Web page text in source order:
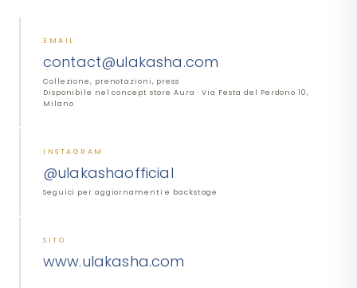
EMAIL
contact@ulakasha.com
Collezione, prenotazioni, press
Disponibile nel concept store Aura · Via Festa del Perdono 10,
Milano
INSTAGRAM
@ulakashaofficial
Seguici per aggiornamenti e backstage
SITO
www.ulakasha.com